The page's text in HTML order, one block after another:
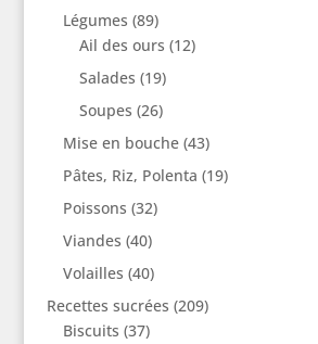
Légumes (89)
Ail des ours (12)
Salades (19)
Soupes (26)
Mise en bouche(43)
Pâtes, Riz, Polenta (19)
Poissons (32)
Viandes (40)
Volailles (40)
Recettes sucrées (209)
Biscuits (37)